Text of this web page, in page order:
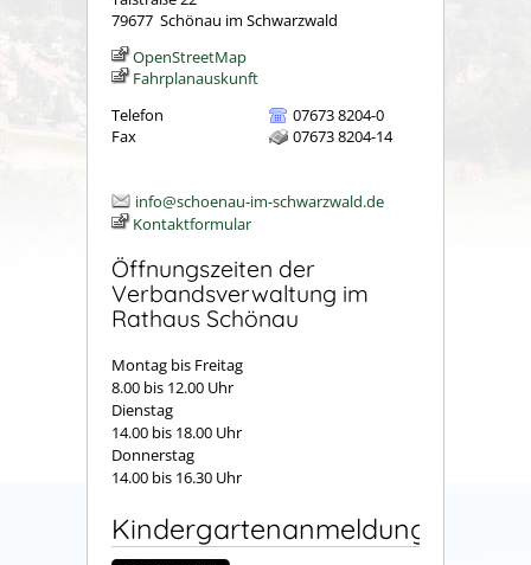
79677 Schönau im Schwarzwald
OpenStreetMap
Fahrplanauskunft
Telefon
07673 8204-0
Fax
07673 8204-14
info@schoenau-im-schwarzwald.de
Kontaktformular
Öffnungszeiten der
Verbandsverwaltung im
Rathaus Schönau
Montag bis Freitag
8.00 bis 12.00 Uhr
Dienstag
14.00 bis 18.00 Uhr
Donnerstag
14.00 bis 16.30 Uhr
Kindergartenanmeldung